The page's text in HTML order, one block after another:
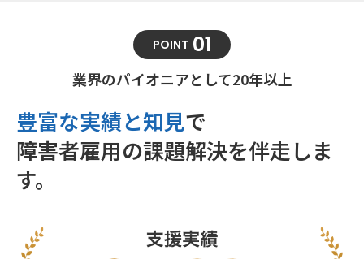
POINT 01
業界のパイオニアとして20年以上
豊富な実績と知見で
障害者雇用の課題解決を伴走しま
す。